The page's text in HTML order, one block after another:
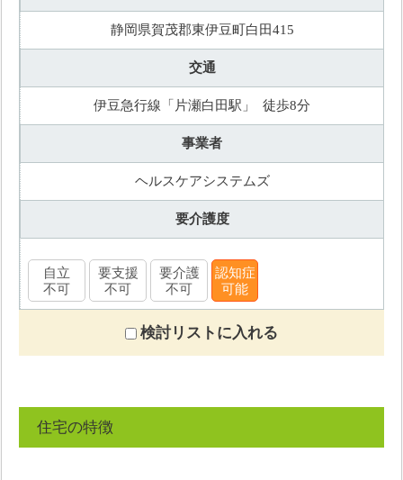
静岡県賀茂郡東伊豆町白田415
交通
伊豆急行線「片瀬白田駅」 徒歩8分
事業者
ヘルスケアシステムズ
要介護度
自立
不可
要支援
不可
要介護
不可
認知症
可能
検討リストに入れる
住宅の特徴